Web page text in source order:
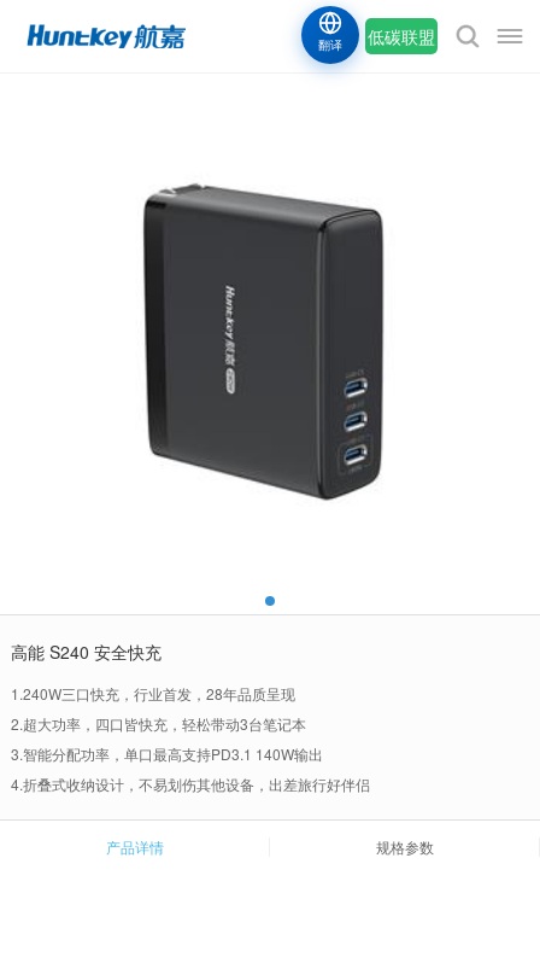
低碳联盟
翻译
高能 S240 安全快充
1.240W三口快充，行业首发，28年品质呈现
2.超大功率，四口皆快充，轻松带动3台笔记本
3.智能分配功率，单口最高支持PD3.1 140W输出
4.折叠式收纳设计，不易划伤其他设备，出差旅行好伴侣
产品详情 规格参数